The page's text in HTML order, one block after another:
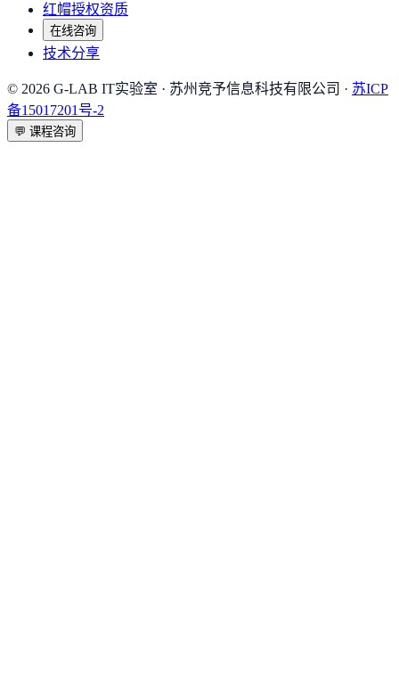
红帽授权资质
在线咨询
技术分享
© 2026 G-LAB IT实验室 · 苏州竞予信息科技有限公司 · 苏ICP
备15017201号-2
💬 课程咨询